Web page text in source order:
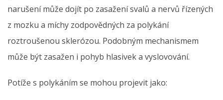
narušení může dojít po zasažení svalů a nervů řízených
z mozku a míchy zodpovědných za polykání
roztroušenou sklerózou. Podobným mechanismem
může být zasažen i pohyb hlasivek a vyslovování.
Potíže s polykáním se mohou projevit jako: